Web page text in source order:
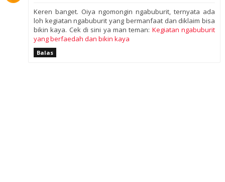
Keren banget. Oiya ngomongin ngabuburit, ternyata ada
loh kegiatan ngabuburit yang bermanfaat dan diklaim bisa
bikin kaya. Cek di sini ya man teman: Kegiatan ngabuburit
yang berfaedah dan bikin kaya
Balas